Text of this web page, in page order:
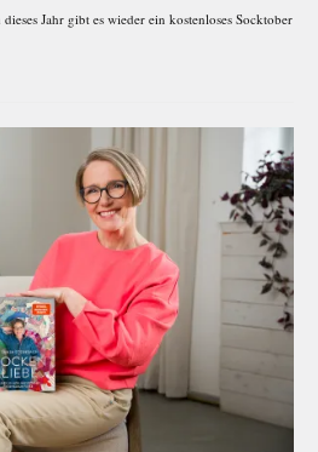
Jahr gibt es wieder ein kostenloses Socktober